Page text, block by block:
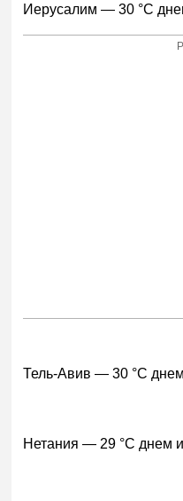
Иерусалим — 30 °C
Тель-Авив — 30 °C
Нетания — 29 °C днем